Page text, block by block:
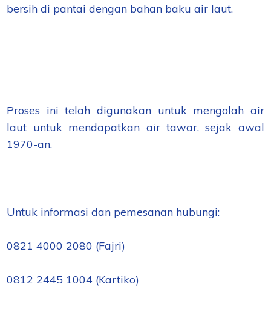
bersih di pantai dengan bahan baku air laut.
Proses ini telah digunakan untuk mengolah air
laut untuk mendapatkan air tawar, sejak awal
1970-an.
Untuk informasi dan pemesanan hubungi:
0821 4000 2080 (Fajri)
0812 2445 1004 (Kartiko)